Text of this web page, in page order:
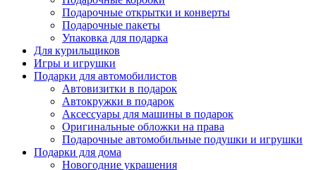
Подарочные открытки и конверты
Подарочные пакеты
Упаковка для подарка
Для курильщиков
Игры и игрушки
Подарки для автомобилистов
Автовизитки в подарок
Автокружки в подарок
Аксессуары для машины в подарок
Оригинальные обложки на права
Подарочные автомобильные подушки и игрушки
Подарки для дома
Новогодние украшения